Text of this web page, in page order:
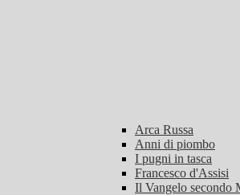
Arca Russa
Anni di piombo
I pugni in tasca
Francesco d'Assisi
Il Vangelo secondo